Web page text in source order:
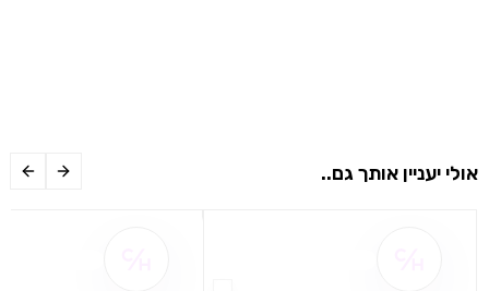
אולי יעניין אותך גם..